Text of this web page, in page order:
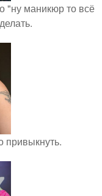
"ну маникюр то всё
привыкнуть.